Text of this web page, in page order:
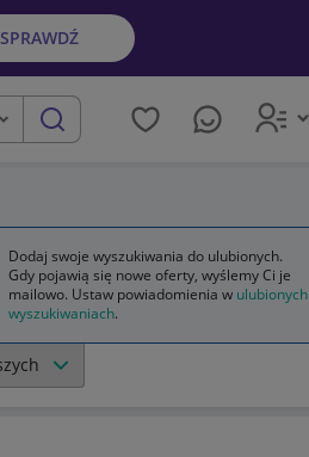
SPRAWDŹ
szukaj
Dodaj swoje wyszukiwania do ulubionych.
Gdy pojawią się nowe oferty, wyślemy Ci je
mailowo. Ustaw powiadomienia w ulubionych
wyszukiwaniach.